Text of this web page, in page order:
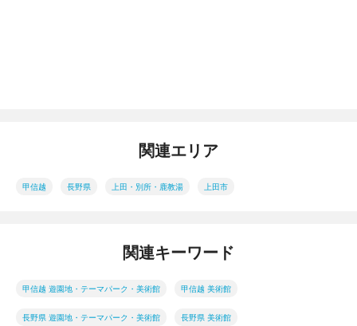
関連エリア
甲信越 長野県 上田・別所・鹿教湯 上田市
関連キーワード
甲信越 遊園地・テーマパーク・美術館 甲信越 美術館
長野県 遊園地・テーマパーク・美術館 長野県 美術館